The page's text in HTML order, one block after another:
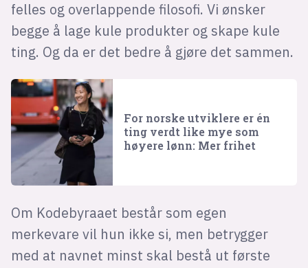
felles og overlappende filosofi. Vi ønsker
begge å lage kule produkter og skape kule
ting. Og da er det bedre å gjøre det sammen.
For norske utviklere er én
ting verdt like mye som
høyere lønn: Mer frihet
Om Kodebyraaet består som egen
merkevare vil hun ikke si, men betrygger
med at navnet minst skal bestå ut første